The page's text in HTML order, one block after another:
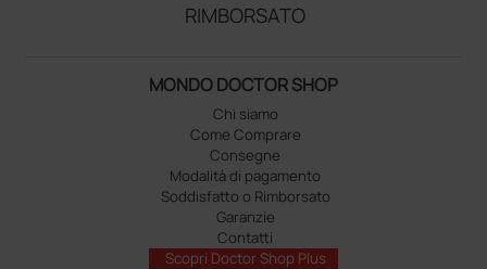
RIMBORSATO
MONDO DOCTOR SHOP
Chi siamo
Come Comprare
Consegne
Modalità di pagamento
Soddisfatto o Rimborsato
Garanzie
Contatti
Scopri Doctor Shop Plus